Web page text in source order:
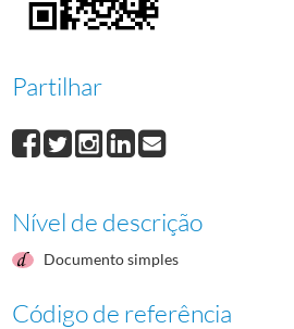
000009Gaudêncio Costa
000012
000001Raúl de Castro
Partilhar
Nível de descrição
Documento simples
Código de referência